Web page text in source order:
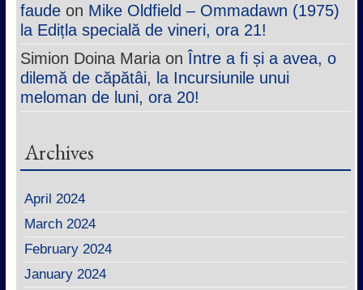
faudeon Mike Oldfield – Ommadawn (1975)
la Edițla specială de vineri, ora 21!
Simion Doina MariaonÎntre a fi și a avea, o
dilemă de căpătâi, la Incursiunile unui
meloman de luni, ora 20!
Archives
April 2024
March 2024
February 2024
January 2024